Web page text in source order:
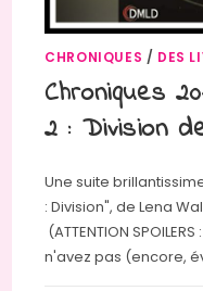
CHRONIQUES / DES
Chroniques
2 : Division
Une suite
: Division", de Lena
(ATTENTION
n'avez pas (encore,